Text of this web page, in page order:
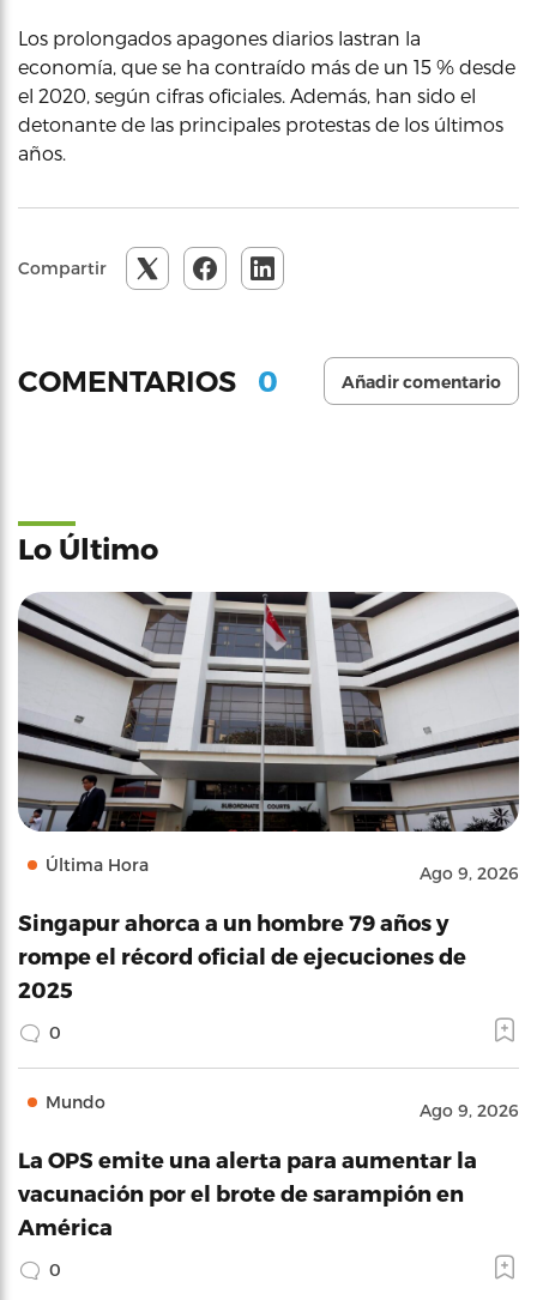
Los prolongados apagones diarios lastran la
economía, que se ha contraído más de un 15 % desde
el 2020, según cifras oficiales. Además, han sido el
detonante de las principales protestas de los últimos
años.
Compartir
COMENTARIOS 0 Añadir comentario
Lo Último
Última Hora Ago 9, 2026
Singapur ahorca a un hombre 79 años y
rompe el récord oficial de ejecuciones de
2025
0
Mundo Ago 9, 2026
La OPS emite una alerta para aumentar la
vacunación por el brote de sarampión en
América
0